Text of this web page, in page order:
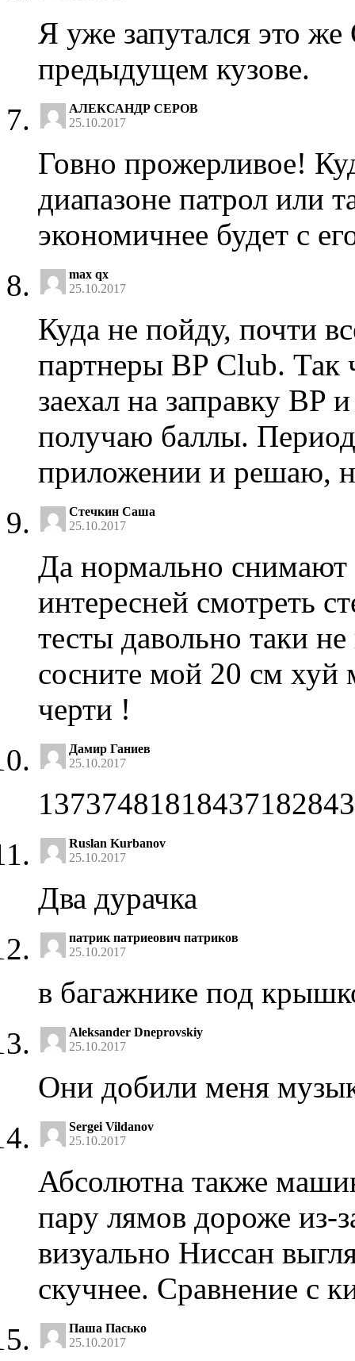
Я уже запутался это
предыдущем кузове.
АЛЕКСАНДР СЕРОВ
25.10.2017
Говно прожерливое!
диапазоне патрол или
экономичнее будет с
max qx
25.10.2017
Куда не пойду, почти
партнеры BP Club. Так
заехал на заправку
получаю баллы.
приложении и решаю,
Стечкин Саша
25.10.2017
Да нормально
интересней смотреть
тесты давольно таки
сосните мой 20 см хуй
черти !
Дамир Ганиев
25.10.2017
Ruslan Kurbanov
25.10.2017
Два дурачка
патрик патриеович патриков
25.10.2017
в багажнике под
Aleksander Dneprovskiy
25.10.2017
Они добили меня
Sergei Vildanov
25.10.2017
Абсолютна также
пару лямов дороже из-
визуально Ниссан
скучнее. Сравнение с
Паша Пасько
25.10.2017